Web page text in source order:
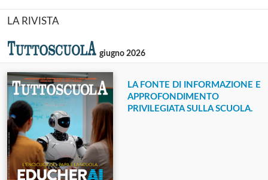
LA RIVISTA
giugno 2026
LA FONTE DI INFORMAZIONE E
APPROFONDIMENTO
PRIVILEGIATA SULLA SCUOLA.